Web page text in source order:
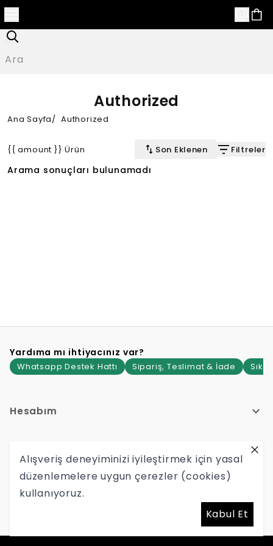
Alışveriş deneyiminizi iyileştirmek için yasal
düzenlemelere uygun çerezler (cookies)
kullanıyoruz.
Kabul Et
Authorized
Ana Sayfa/ Authorized
{{ amount }} Ürün Son Eklenen Filtreler
Arama sonuçları bulunamadı
Yardıma mı ihtiyacınız var?
Whatsapp Destek Hattı Sipariş, Teslimat & İade
Hesabım
Yardım
Hypetr Tekstil Mağazacılık İç Ve Dış Ticaret Limited Şirketi